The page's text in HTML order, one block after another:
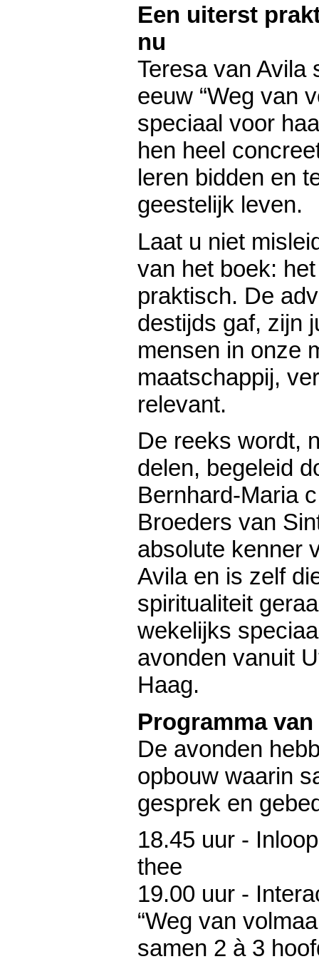
Een uiterst
nu
Teresa van Avila
eeuw “Weg van
speciaal voor
hen heel
leren bidden en
geestelijk leven.
Laat u niet
van het boek:
praktisch. De
destijds gaf, zijn
mensen in onze
maatschappij,
relevant.
De reeks wordt,
delen, begeleid
Bernhard-Maria
Broeders van
absolute kenner
Avila en is zelf
spiritualiteit
wekelijks
avonden vanuit
Haag.
Programma
De avonden
opbouw waarin
gesprek en
18.45 uur -
thee
19.00 uur -
“Weg van
samen 2 à 3